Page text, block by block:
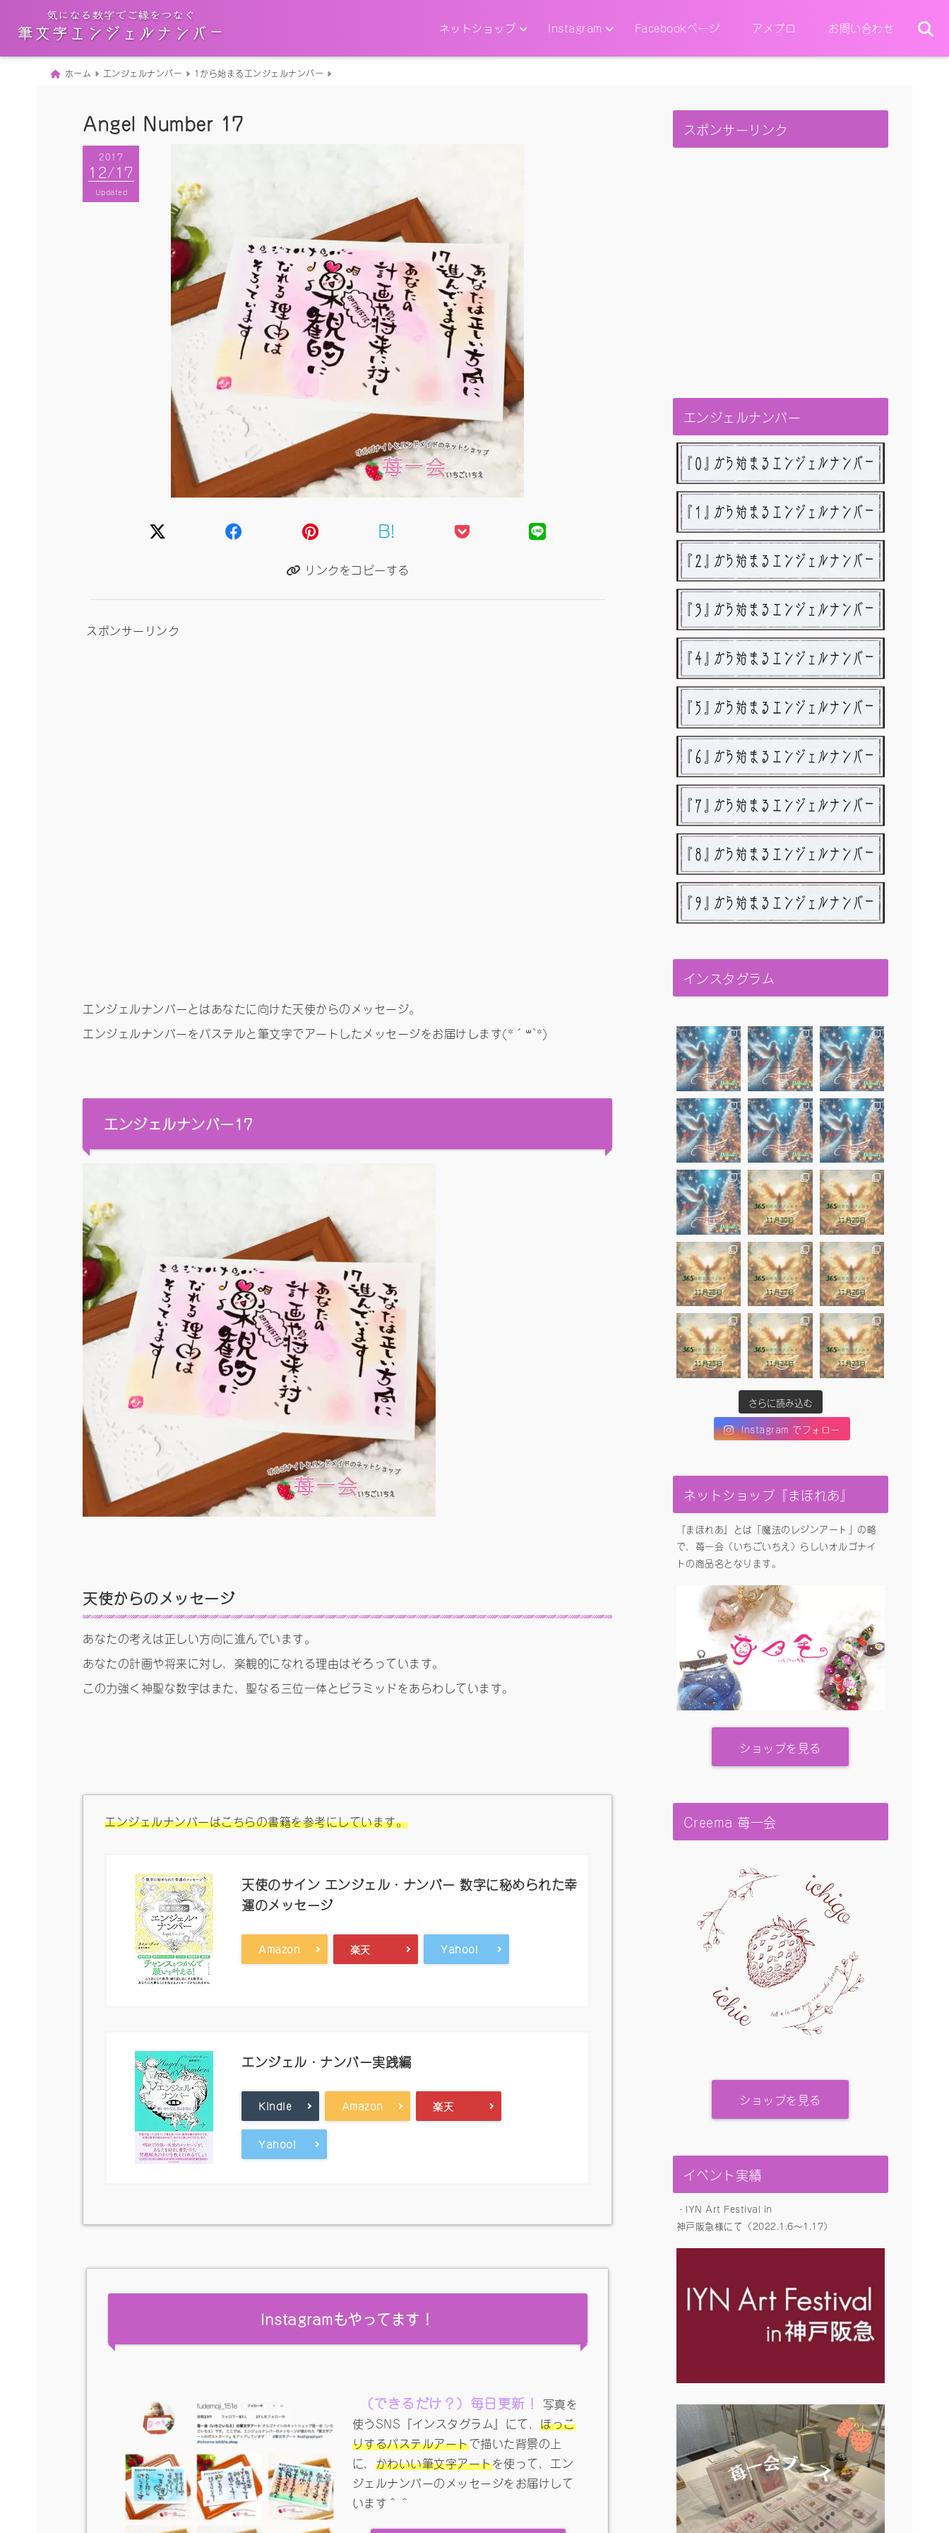
ネットショップ Instagram Facebookページ アメブロ お問い合わせ
ホーム エンジェルナンバー 1から始まるエンジェルナンバー
Angel Number 17
2017
12/17
Updated
2017
12/17
Published
B!
リンクをコピーする
スポンサーリンク
エンジェルナンバーとはあなたに向けた天使からのメッセージ。
エンジェルナンバーをパステルと筆文字でアートしたメッセージをお届けします(*´꒳`*)
エンジェルナンバー17
天使からのメッセージ
あなたの考えは正しい方向に進んでいます。
あなたの計画や将来に対し、楽観的になれる理由はそろっています。
この力強く神聖な数字はまた、聖なる三位一体とピラミッドをあらわしています。
エンジェルナンバーはこちらの書籍を参考にしています。
天使のサイン エンジェル・ナンバー 数字に秘められた幸
運のメッセージ
Amazon 楽天 Yahoo!
エンジェル・ナンバー実践編
Kindle Amazon 楽天
Yahoo!
Instagramもやってます！
（できるだけ？）毎日更新！
写真を
使うSNS『インスタグラム』にて、ほっこ
りするパステルアートで描いた背景の上
に、 かわいい筆文字アートを使って、エン
ジェルナンバーのメッセージをお届けして
います＾＾
スポンサーリンク
エンジェルナンバー
インスタグラム
さらに読み込む
Instagram でフォロー
ネットショップ『まほれあ』
『まほれあ』とは「魔法のレジンアート」の略
で、苺一会（いちごいちえ）らしいオルゴナイ
トの商品名となります。
ショップを見る
Creema 苺一会
ショップを見る
イベント実績
・IYN Art Festival in
神戸阪急様にて（2022.1.6〜1.17）